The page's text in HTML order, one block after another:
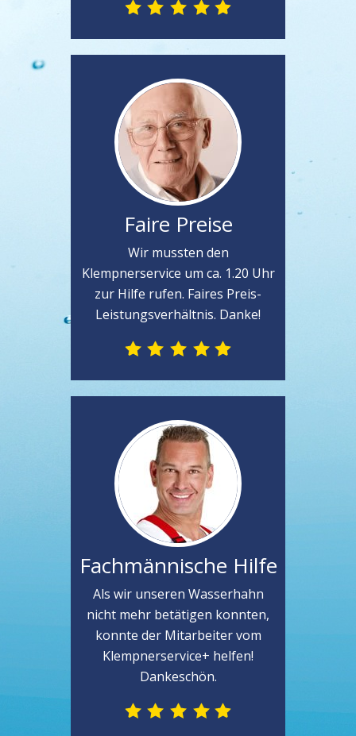
Faire Preise
Wir mussten den
Klempnerservice um ca. 1.20 Uhr
zur Hilfe rufen. Faires Preis-
Leistungsverhältnis. Danke!
Fachmännische Hilfe
Als wir unseren Wasserhahn
nicht mehr betätigen konnten,
konnte der Mitarbeiter vom
Klempnerservice+ helfen!
Dankeschön.